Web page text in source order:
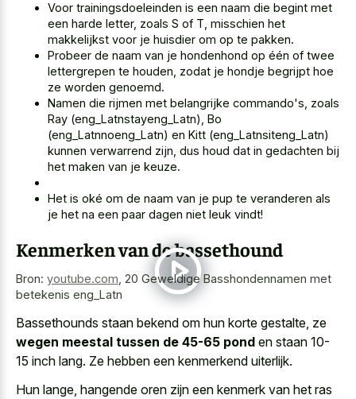
Voor trainingsdoeleinden is een naam die begint met
een harde letter, zoals S of T, misschien het
makkelijkst voor je huisdier om op te pakken.
Probeer de naam van je hondenhond op één of twee
lettergrepen te houden, zodat je hondje begrijpt hoe
ze worden genoemd.
Namen die rijmen met belangrijke commando's, zoals
Ray (eng_Latnstayeng_Latn), Bo
(eng_Latnnoeng_Latn) en Kitt (eng_Latnsiteng_Latn)
kunnen verwarrend zijn, dus houd dat in gedachten bij
het maken van je keuze.
Het is oké om de naam van je pup te veranderen als
je het na een paar dagen niet leuk vindt!
Kenmerken van de bassethound
Bron: youtube.com 20 Geweldige Basshondennamen met
betekenis eng_Latn
Bassethounds staan bekend om hun korte gestalte, ze
wegen meestal tussen de 45-65 pond en staan 10-
15 inch lang. Ze hebben een kenmerkend uiterlijk.
Hun lange, hangende oren zijn een kenmerk van het ras